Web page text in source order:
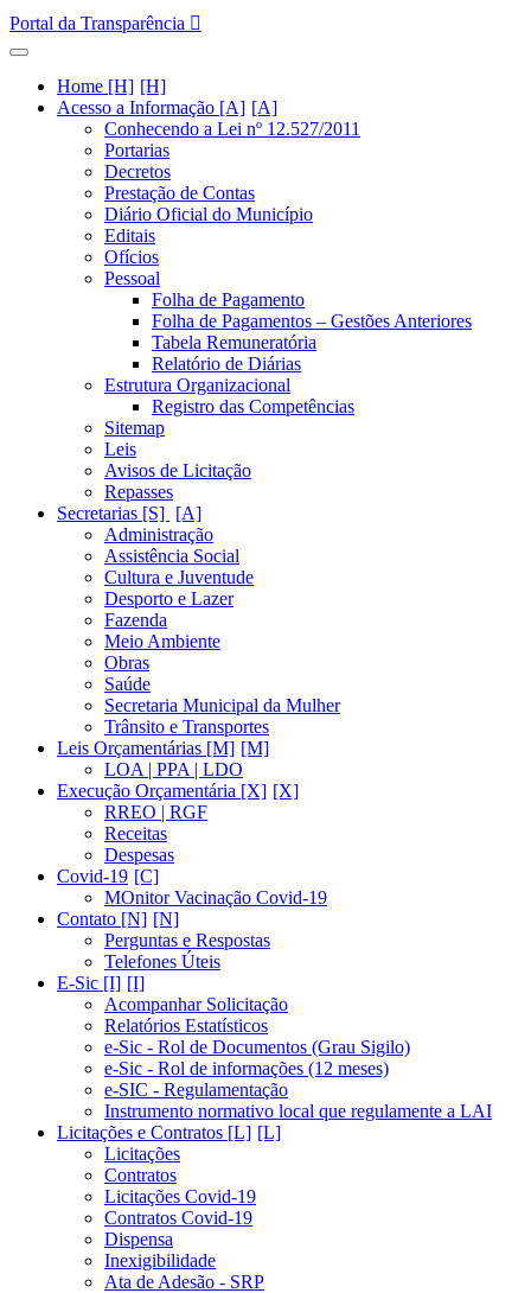
Portal da Transparência
Home [H]
Acesso a Informação [A]
Conhecendo a Lei nº 12.527/2011
Portarias
Decretos
Prestação de Contas
Diário Oficial do Município
Editais
Ofícios
Pessoal
Folha de Pagamento
Folha de Pagamentos – Gestões Anteriores
Tabela Remuneratória
Relatório de Diárias
Estrutura Organizacional
Registro das Competências
Sitemap
Leis
Avisos de Licitação
Repasses
Secretarias [S]
Administração
Assistência Social
Cultura e Juventude
Desporto e Lazer
Fazenda
Meio Ambiente
Obras
Saúde
Secretaria Municipal da Mulher
Trânsito e Transportes
Leis Orçamentárias [M]
LOA | PPA | LDO
Execução Orçamentária [X]
RREO | RGF
Receitas
Despesas
Covid-19
MOnitor Vacinação Covid-19
Contato [N]
Perguntas e Respostas
Telefones Úteis
E-Sic [I]
Acompanhar Solicitação
Relatórios Estatísticos
e-Sic - Rol de Documentos (Grau Sigilo)
e-Sic - Rol de informações (12 meses)
e-SIC - Regulamentação
Instrumento normativo local que regulamente a LAI
Licitações e Contratos [L]
Licitações
Contratos
Licitações Covid-19
Contratos Covid-19
Dispensa
Inexigibilidade
Ata de Adesão - SRP